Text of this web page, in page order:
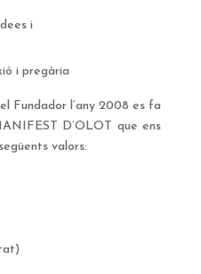
i
i pregària
Fundador l’any 2008 es fa
D’OLOT que ens
valors: